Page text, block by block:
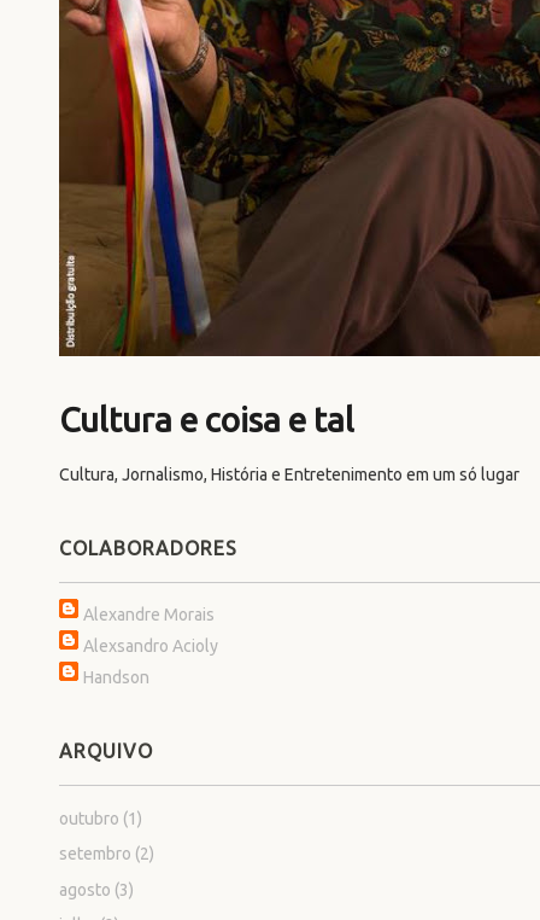
Cultura e coisa e tal
Cultura, Jornalismo, História e Entretenimento em um só lugar
COLABORADORES
Alexandre Morais
Alexsandro Acioly
Handson
ARQUIVO
outubro (1)
setembro (2)
agosto (3)